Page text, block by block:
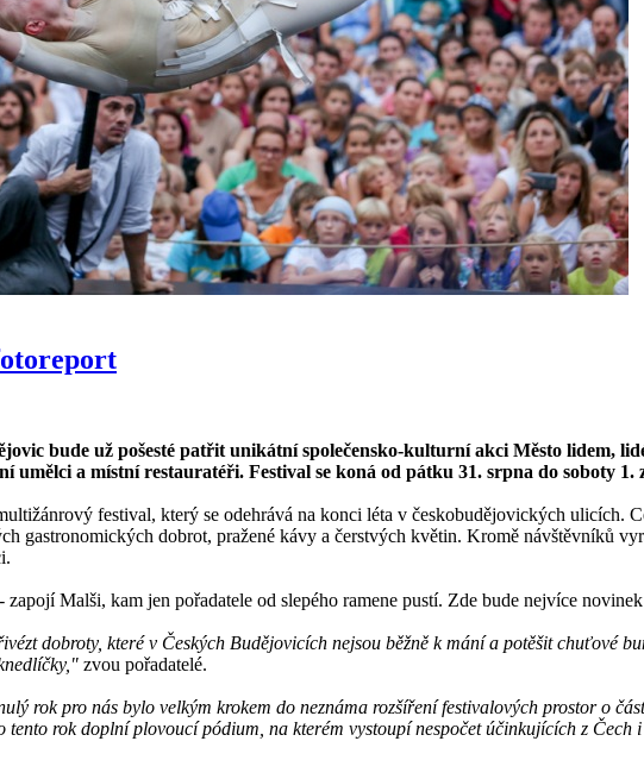
bude už pošesté patřit unikátní společensko-kulturní akci Město lidem,
umělci a místní restauratéři. Festival se koná od pátku 31. srpna do soboty 1.
festival, který se odehrává na konci léta v českobudějovických ulicích.
gastronomických dobrot, pražené kávy a čerstvých květin. Kromě návštěvníků
- zapojí Malši, kam jen pořadatele od slepého ramene pustí. Zde bude nejvíce
dobroty, které v Českých Budějovicích nejsou běžně k mání a potěšit
zvou pořadatelé.
rok pro nás bylo velkým krokem do neznáma rozšíření festivalových prostor o
tento rok doplní plovoucí pódium, na kterém vystoupí nespočet účinkujících z Čech